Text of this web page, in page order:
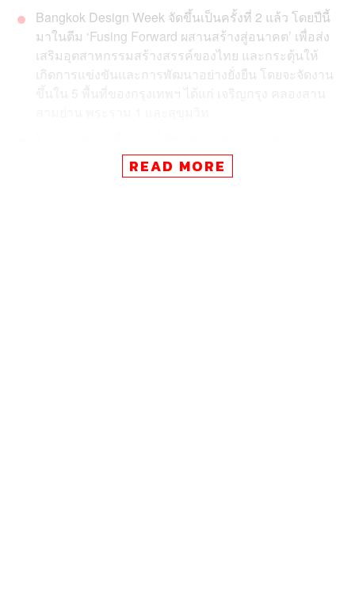
Bangkok Design Week จัดขึ้นเป็นครั้งที่ 2 แล้ว โดยปีนี้
มาในตีม ‘Fusing Forward ผสานสร้างสู่อนาคต’ เพื่อส่ง
เสริมอุตสาหกรรมสร้างสรรค์ของไทย และกระตุ้นให้
เกิดการแข่งขันและการพัฒนาอย่างยั่งยืน โดยจะจัดงาน
ตุรกี’ ของ ถาวร โกอุดมวิทย์ ซึ่งบอกเล่าเรื่องราวเนื้อหา
เกี่ยวกับความงดงาม ทั้งทางกายภาพ ทัศนียภาพ
READ MORE